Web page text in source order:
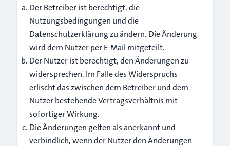
Der Betreiber ist berechtigt, die
Nutzungsbedingungen und die
Datenschutzerklärung zu ändern. Die Änderung
wird dem Nutzer per E-Mail mitgeteilt.
Der Nutzer ist berechtigt, den Änderungen zu
widersprechen. Im Falle des Widerspruchs
erlischt das zwischen dem Betreiber und dem
Nutzer bestehende Vertragsverhältnis mit
sofortiger Wirkung.
Die Änderungen gelten als anerkannt und
verbindlich, wenn der Nutzer den Änderungen